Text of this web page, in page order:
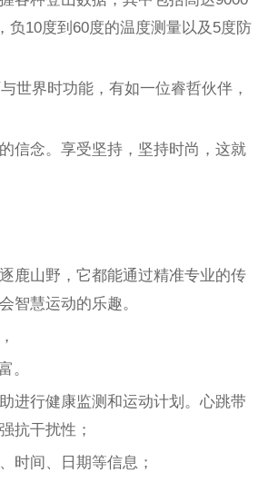
负10度到60度的温度测量以及5度防
世界时功能，有如一位睿哲伙伴，
信念。享受坚持，坚持时尚，这就
鹿山野，它都能通过精准专业的传
智慧运动的乐趣。
。
进行健康监测和运动计划。心跳带
抗干扰性；
时间、日期等信息；